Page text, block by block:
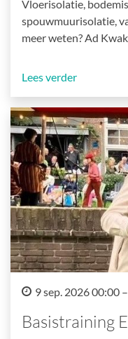
Vloerisolatie,
spouwmuurisolatie,
meer weten? Ad
Lees verder
9 sep. 2026 00:00
Basistraining